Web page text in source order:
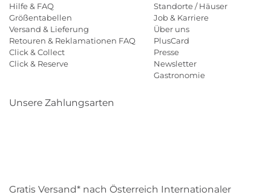
Hilfe & FAQ
Größentabellen
Versand & Lieferung
Retouren & Reklamationen FAQ
Click & Collect
Click & Reserve
Standorte / Häuser
Job & Karriere
Über uns
PlusCard
Presse
Newsletter
Gastronomie
Unsere Zahlungsarten
Gratis Versand* nach Österreich Internationaler